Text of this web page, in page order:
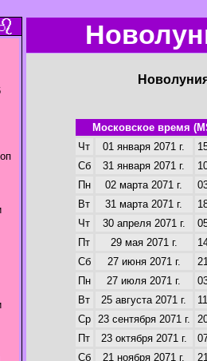
Московское время
Чт
01 января 2071 г.
Сб
31 января 2071 г.
Пн
02 марта 2071 г.
Вт
31 марта 2071 г.
Чт
30 апреля 2071 г.
Пт
29 мая 2071 г.
Сб
27 июня 2071 г.
Пн
27 июля 2071 г.
Вт
25 августа 2071 г.
Ср
23 сентября 2071 г.
Пт
23 октября 2071 г.
Сб
21 ноября 2071 г.